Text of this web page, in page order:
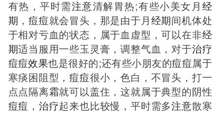
有热，平时需注意清解胃热;有些小美女月 经
期 ，痘痘就会冒头，那是由于月 经期 间机体处
于相对亏血的状态，属于血虚型，可以在非经
期适当服用一些玉灵膏，调整气血，对于治疗
痘痘效果也是很好的;还有些小朋友的痘痘属于
寒痰困阻型，痘痘很小，色白，不冒头，打一
点点隔离霜就可以盖住，这就属于典型的阴性
痘痘 ， 治疗起来也比较慢，平时需多注意散寒